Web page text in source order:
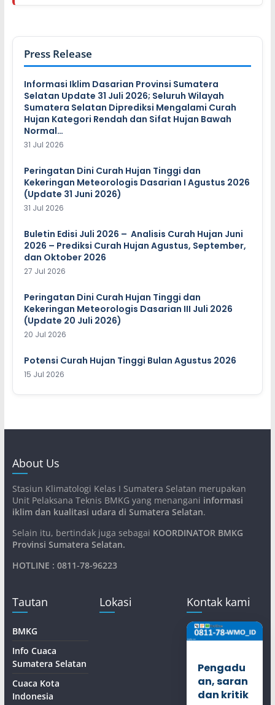
Press Release
Informasi Iklim Dasarian Provinsi Sumatera
Selatan Update 31 Juli 2026; Seluruh Wilayah
Sumatera Selatan Diprediksi Mengalami Curah
Hujan Kategori Rendah dan Sifat Hujan Bawah
Normal…
31 Jul 2026
Peringatan Dini Curah Hujan Tinggi dan
Kekeringan Meteorologis Dasarian I Agustus 2026
(Update 31 Juni 2026)
31 Jul 2026
Buletin Edisi Juli 2026 – Analisis Curah Hujan Juni
2026 – Prediksi Curah Hujan Agustus, September,
dan Oktober 2026
27 Jul 2026
Peringatan Dini Curah Hujan Tinggi dan
Kekeringan Meteorologis Dasarian III Juli 2026
(Update 20 Juli 2026)
20 Jul 2026
Potensi Curah Hujan Tinggi Bulan Agustus 2026
15 Jul 2026
About Us
Stasiun Klimatologi Kelas I Sumatera Selatan merupakan
Unit Pelaksana Teknis BMKG yang menangani informasi
iklim dan kualitasi udara di Sumatera Selatan.
Selain itu, bertindak juga sebagai KOORDINATOR BMKG
Provinsi Sumatera Selatan.
HOTLINE : 0811-78-96223
Tautan
BMKG
Info Cuaca
Sumatera Selatan
Cuaca Kota
Indonesia
Lokasi Kontak kami
Pengadu
an, saran
dan kritik